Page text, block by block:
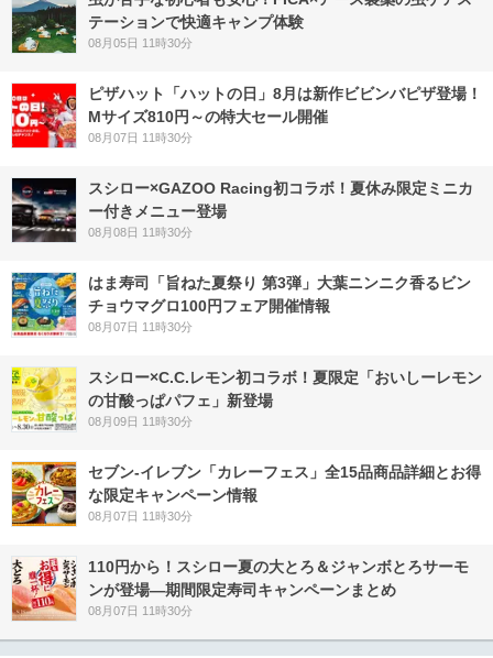
テーションで快適キャンプ体験
08月05日 11時30分
ピザハット「ハットの日」8月は新作ビビンバピザ登場！
Mサイズ810円～の特大セール開催
08月07日 11時30分
スシロー×GAZOO Racing初コラボ！夏休み限定ミニカ
ー付きメニュー登場
08月08日 11時30分
はま寿司「旨ねた夏祭り 第3弾」大葉ニンニク香るビン
チョウマグロ100円フェア開催情報
08月07日 11時30分
スシロー×C.C.レモン初コラボ！夏限定「おいしーレモン
の甘酸っぱパフェ」新登場
08月09日 11時30分
セブン‐イレブン「カレーフェス」全15品商品詳細とお得
な限定キャンペーン情報
08月07日 11時30分
110円から！スシロー夏の大とろ＆ジャンボとろサーモ
ンが登場―期間限定寿司キャンペーンまとめ
08月07日 11時30分